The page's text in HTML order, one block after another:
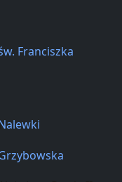
Franciszka